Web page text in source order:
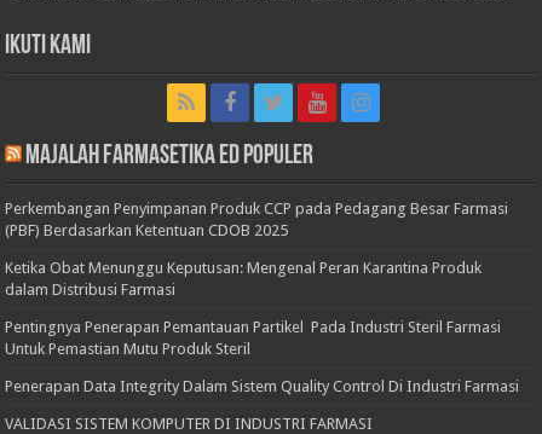
Ikuti Kami
Majalah Farmasetika Ed Populer
Perkembangan Penyimpanan Produk CCP pada Pedagang Besar Farmasi
(PBF) Berdasarkan Ketentuan CDOB 2025
Ketika Obat Menunggu Keputusan: Mengenal Peran Karantina Produk
dalam Distribusi Farmasi
Pentingnya Penerapan Pemantauan Partikel Pada Industri Steril Farmasi
Untuk Pemastian Mutu Produk Steril
Penerapan Data Integrity Dalam Sistem Quality Control Di Industri Farmasi
VALIDASI SISTEM KOMPUTER DI INDUSTRI FARMASI